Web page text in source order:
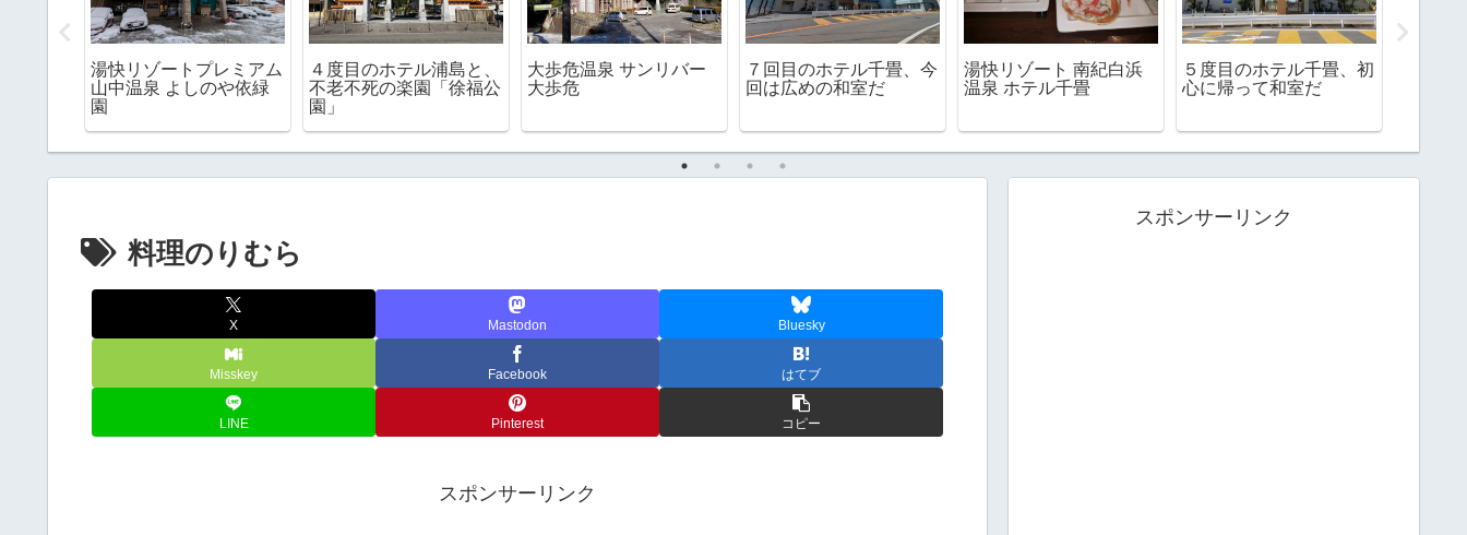
湯快リゾートプレミアム
山中温泉 よしのや依緑
園
４度目のホテル浦島と、
不老不死の楽園「徐福公
園」
大歩危温泉 サンリバー
大歩危
７回目のホテル千畳、今
回は広めの和室だ
湯快リゾート 南紀白浜
温泉 ホテル千畳
５度目のホテル千畳、初
心に帰って和室だ
料理のりむら
X Mastodon Bluesky
Misskey Facebook はてブ
LINE Pinterest コピー
スポンサーリンク
スポンサーリンク